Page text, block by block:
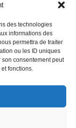
des technologies
informations des
permettra de traiter
ou les ID uniques
consentement peut
fonctions.
est compté